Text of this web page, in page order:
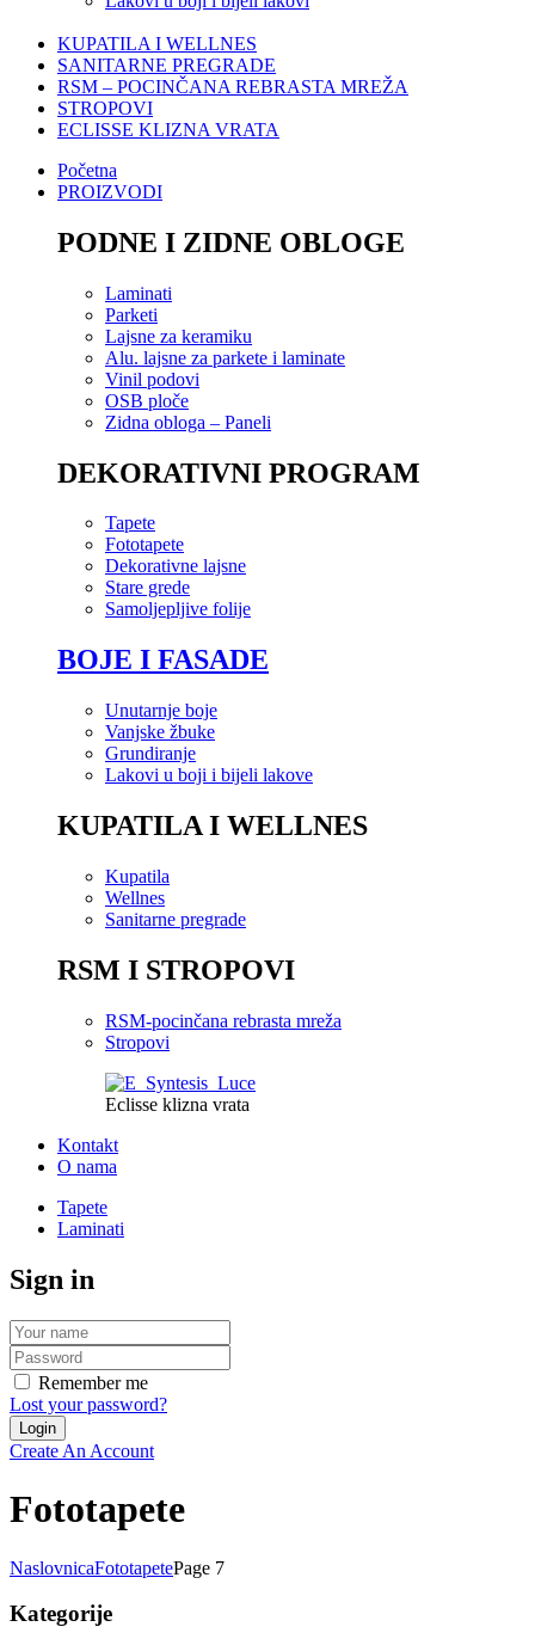
KUPATILA I WELLNES
SANITARNE PREGRADE
RSM – POCINČANA REBRASTA MREŽA
STROPOVI
ECLISSE KLIZNA VRATA
Početna
PROIZVODI
PODNE I ZIDNE OBLOGE
Laminati
Parketi
Lajsne za keramiku
Alu. lajsne za parkete i laminate
Vinil podovi
OSB ploče
Zidna obloga – Paneli
DEKORATIVNI PROGRAM
Tapete
Fototapete
Dekorativne lajsne
Stare grede
Samoljepljive folije
BOJE I FASADE
Unutarnje boje
Vanjske žbuke
Grundiranje
Lakovi u boji i bijeli lakove
KUPATILA I WELLNES
Kupatila
Wellnes
Sanitarne pregrade
RSM I STROPOVI
RSM-pocinčana rebrasta mreža
Stropovi
Eclisse klizna vrata
Kontakt
O nama
Tapete
Laminati
Sign in
Remember me
Lost your password?
Create An Account
Fototapete
NaslovnicaFototapetePage 7
Kategorije